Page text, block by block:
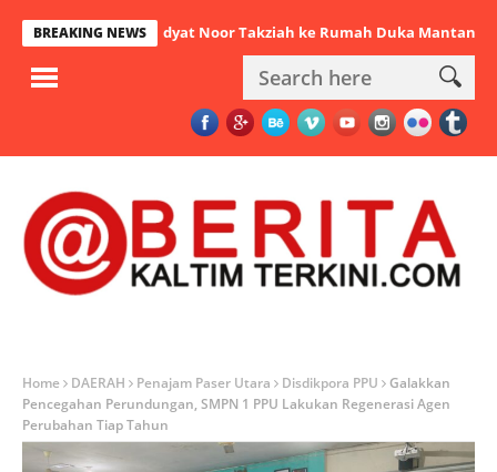
BREAKING NEWSMudyat Noor Takziah ke Rumah Duka Mantan Bupati
Home DAERAH Penajam Paser Utara Disdikpora PPU
Galakkan
Pencegahan Perundungan, SMPN 1 PPU Lakukan Regenerasi Agen
Perubahan Tiap Tahun